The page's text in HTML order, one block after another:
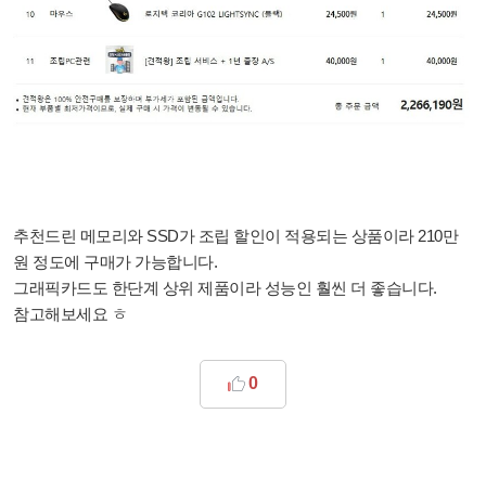
추천드린 메모리와 SSD가 조립 할인이 적용되는 상품이라 210만
원 정도에 구매가 가능합니다.
그래픽카드도 한단계 상위 제품이라 성능인 훨씬 더 좋습니다.
참고해보세요 ㅎ
0